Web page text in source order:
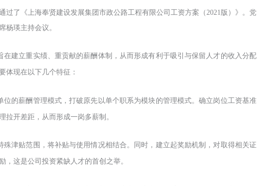
过了《 上海奉贤建设发展集团市政公路工程有限公司工资方案（ 2021版） 》 。 党
杨瑛主持会议。
在建立重实绩、重贡献的薪酬体制，从而形成有利于吸引与保留人才的收入分配
体现在以下几个特征：
位的薪酬管理模式，打破原先以单个职系为模块的管理模式。确立岗位工资基准
拉开差距，从而形成一岗多薪制。
殊津贴范围，将补贴与使用情况相结合。同时，建立起奖励机制，对取得相关证
，这是公司投资紧缺人才的首创之举。